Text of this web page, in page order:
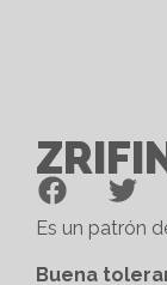
Es un patrón
Buena